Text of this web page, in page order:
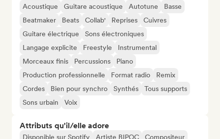
Acoustique Guitare acoustique Autotune
Basse
Beatmaker
Beats Collab' Reprises
Cuivres
Guitare électrique
Sons électroniques
Langage explicite
Freestyle
Instrumental
Morceaux finis
Percussions
Piano
Production professionnelle
Format radio
Remix
Cordes
Bien pour synchro Synthés
Tous supports
Sons urbain
Voix
Attributs qu'il/elle adore
Disponible sur Spotify Artiste BIPOC Compositeur